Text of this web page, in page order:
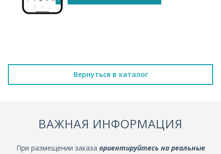
Вернуться в каталог
ВАЖНАЯ ИНФОРМАЦИЯ
При размещении заказа ориентируйтесь на реальные